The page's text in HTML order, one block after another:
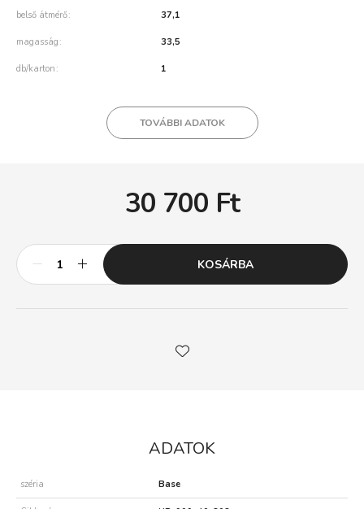
belső átmérő 37,1
magasság 33,5
db/karton 1
TOVÁBBI ADATOK
30 700 Ft
KOSÁRBA
ADATOK
széria Base